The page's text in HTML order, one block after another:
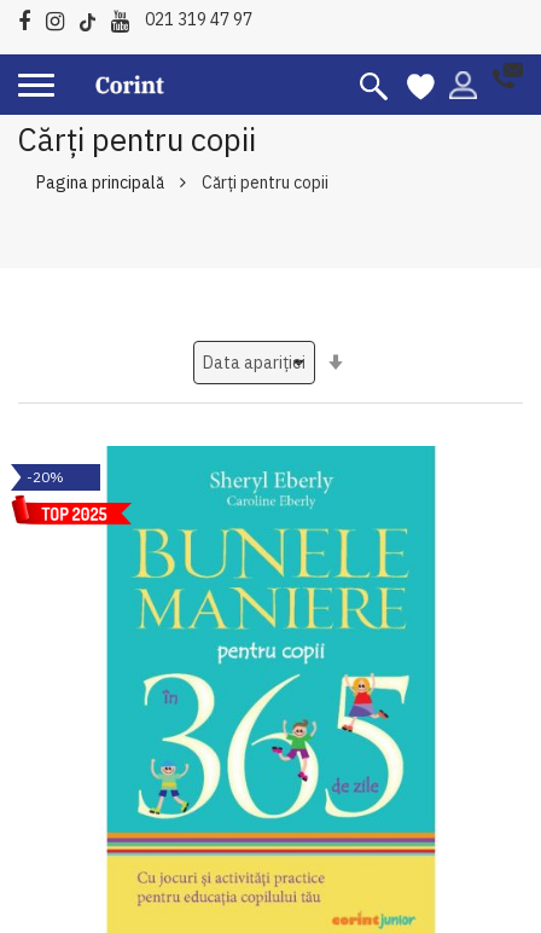
021 319 47 97
Cărți pentru copii
Pagina principală Cărți pentru copii
-20%